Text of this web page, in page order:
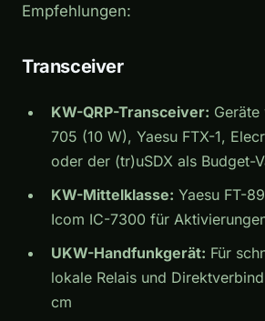
Empfehlungen:
Transceiver
KW-QRP-Transceiver:
705 (10 W), Yaesu FTX-1,
oder der (tr)uSDX als Budget-
KW-Mittelklasse: Yaesu FT-
Icom IC-7300 für
UKW-Handfunkgerät: Für
lokale Relais und
cm